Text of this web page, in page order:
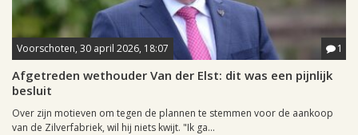
Voorschoten, 30 april 2026, 18:07 1
Afgetreden wethouder Van der Elst: dit was een pijnlijk
besluit
Over zijn motieven om tegen de plannen te stemmen voor de aankoop
van de Zilverfabriek, wil hij niets kwijt. "Ik ga...